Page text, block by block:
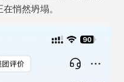
悄然坍塌。